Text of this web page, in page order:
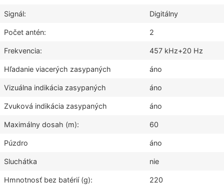
Signál: Digitálny
Počet antén: 2
Frekvencia: 457 kHz+20 Hz
Hľadanie viacerých zasypaných áno
Vizuálna indikácia zasypaných áno
Zvuková indikácia zasypaných áno
Maximálny dosah (m): 60
Púzdro áno
Sluchátka nie
Hmnotnosť bez batérií (g): 220